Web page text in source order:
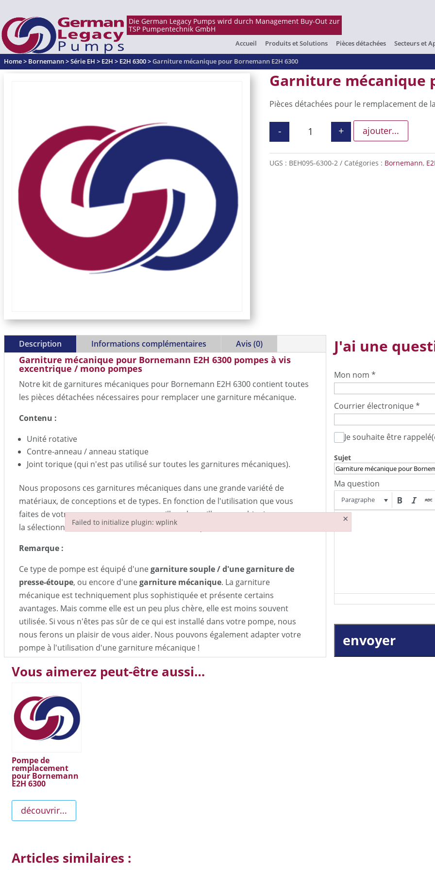
Accueil Produits et Solutions Pièces détachées Secteurs et
Home> Bornemann>Série EH > E2H > E2H 6300>Garniture mécanique pour Bornemann E2H 6300
Garniture mécanique
Pièces détachées pour le remplacement de
quantité de Garniture
- + ajouter...
UGS : BEH095-6300-2 Catégories : Bornemann,
Description Informations complémentaires Avis (0)
Garniture mécanique pour Bornemann E2H 6300 pompes à vis
excentrique / mono pompes
Notre kit de garnitures mécaniques pour Bornemann E2H 6300 contient toutes
les pièces détachées nécessaires pour remplacer une garniture mécanique.
Contenu :
Unité rotative
Contre-anneau / anneau statique
Joint torique (qui n'est pas utilisé sur toutes les garnitures mécaniques).
Nous proposons ces garnitures mécaniques dans une grande variété de
matériaux, de conceptions et de types. En fonction de l'utilisation que vous
faites de votre pompe, nous vous conseillons la meilleure combinaison ou nous
la sélectionnons sur la base de votre fiche technique.
Remarque :
Ce type de pompe est équipé d'unegarniture souple / d'une garniture de
presse-étoupe, ou encore d'unegarniture mécanique. La garniture
mécanique est techniquement plus sophistiquée et présente certains
avantages. Mais comme elle est un peu plus chère, elle est moins souvent
utilisée. Si vous n'êtes pas sûr de ce qui est installé dans votre pompe, nous
nous ferons un plaisir de vous aider. Nous pouvons également adapter votre
pompe à l'utilisation d'une garniture mécanique !
Vous aimerez peut-être aussi…
Pompe de
remplacement
pour Bornemann
E2H 6300
découvrir...
J'ai une
Mon nom *
Courrier électronique*
Je souhaite être
Sujet
Ma question
Paragraphe
envoyer
Articles similaires :
Failed to initialize plugin: wplink ×
Failed to initialize plugin: wplink